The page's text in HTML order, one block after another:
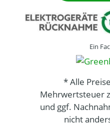
Ein
* Alle
Mehrwertsteuer
und ggf.
nicht